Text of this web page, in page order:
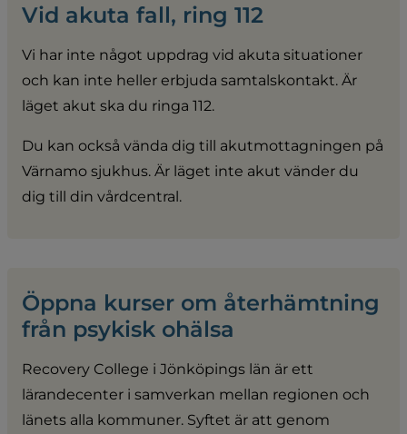
Vid akuta fall, ring 112
Vi har inte något uppdrag vid akuta situationer
och kan inte heller erbjuda samtalskontakt. Är
läget akut ska du ringa 112.
Du kan också vända dig till akutmottagningen på
Värnamo sjukhus. Är läget inte akut vänder du
dig till din vårdcentral.
Öppna kurser om återhämtning
från psykisk ohälsa
Recovery College i Jönköpings län är ett
lärandecenter i samverkan mellan regionen och
länets alla kommuner. Syftet är att genom